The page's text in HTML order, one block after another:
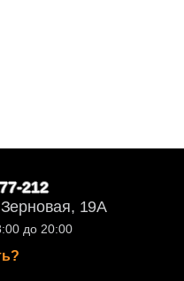
212
19А
до 20:00